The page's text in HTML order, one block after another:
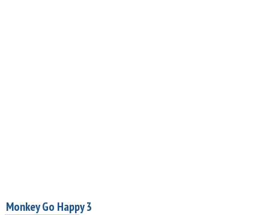
Monkey Go Happy 3